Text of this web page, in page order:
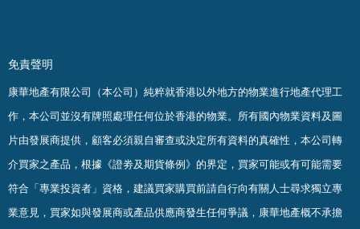
免責聲明
康華地產有限公司（本公司）純粹就香港以外地方的物業進行地產代理工
作，本公司並沒有牌照處理任何位於香港的物業。 所有國內物業資料及圖
片由發展商提供，顧客必須親自審查或決定所有資料的真確性 ， 本公司轉
介買家之產品，根據《證劵及期貨條例》的界定，買家可能或有可能需要
符合「專業投資者」資格，建議買家購買前請自行向有關人士尋求獨立專
業意見，買家如與發展商或產品供應商發生任何爭議，康華地產概不承擔